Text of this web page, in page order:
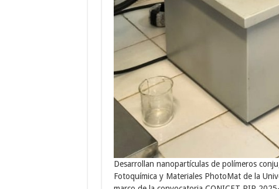
Desarrollan nanopartículas de polímeros
Fotoquímica y Materiales PhotoMat de la